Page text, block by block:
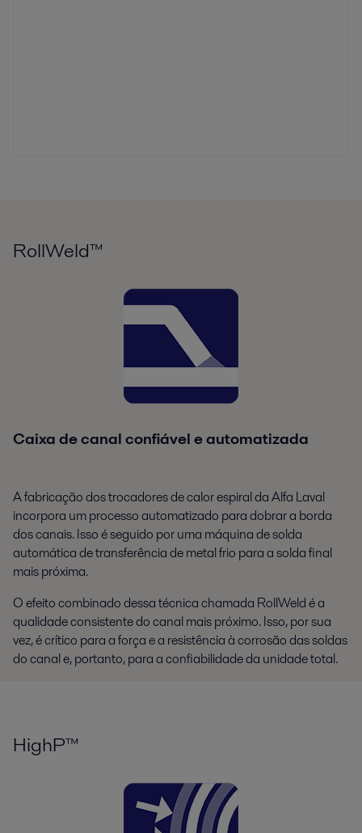
RollWeld™
Caixa de canal confiável e automatizada
A fabricação dos trocadores de calor espiral da Alfa Laval
incorpora um processo automatizado para dobrar a borda
dos canais. Isso é seguido por uma máquina de solda
automática de transferência de metal frio para a solda final
mais próxima.
O efeito combinado dessa técnica chamada RollWeld é a
qualidade consistente do canal mais próximo. Isso, por sua
vez, é crítico para a força e a resistência à corrosão das soldas
do canal e, portanto, para a confiabilidade da unidade total.
HighP™